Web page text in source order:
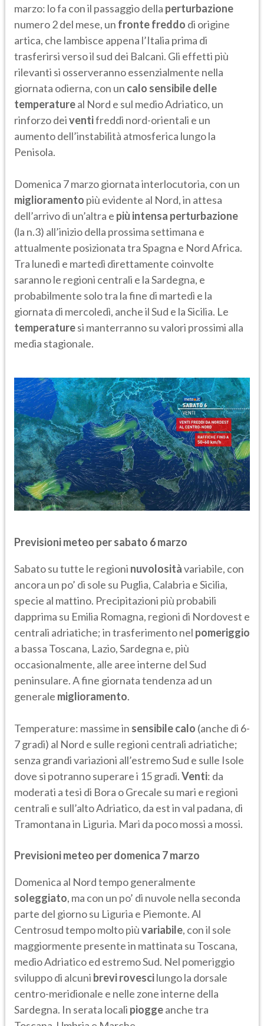
marzo: lo fa con il passaggio della perturbazione
numero 2 del mese, un fronte freddo di origine
artica, che lambisce appena l’Italia prima di
trasferirsi verso il sud dei Balcani. Gli effetti più
rilevanti si osserveranno essenzialmente nella
giornata odierna, con un calo sensibile delle
temperatureal Nord e sul medio Adriatico, un
rinforzo deiventifreddi nord-orientali e un
aumento dell’instabilità atmosferica lungo la
Penisola.
Domenica 7 marzo giornata interlocutoria, con un
miglioramento più evidente al Nord, in attesa
dell’arrivo di un’altra e più intensa perturbazione
(la n.3) all’inizio della prossima settimana e
attualmente posizionata tra Spagna e Nord Africa.
Tra lunedì e martedì direttamente coinvolte
saranno le regioni centrali e la Sardegna, e
probabilmente solo tra la fine di martedì e la
giornata di mercoledì, anche il Sud e la Sicilia. Le
temperaturesi manterranno su valori prossimi alla
media stagionale.
Previsioni meteo per sabato 6 marzo
Sabato su tutte le regioni nuvolositàvariabile, con
ancora un po’ di sole su Puglia, Calabria e Sicilia,
specie al mattino. Precipitazioni più probabili
dapprima su Emilia Romagna, regioni di Nordovest e
centrali adriatiche; in trasferimento nel pomeriggio
a bassa Toscana, Lazio, Sardegna e, più
occasionalmente, alle aree interne del Sud
peninsulare. A fine giornata tendenza ad un
generale miglioramento.
Temperature: massime in sensibile calo (anche di 6-
7 gradi) al Nord e sulle regioni centrali adriatiche;
senza grandi variazioni all’estremo Sud e sulle Isole
dove si potranno superare i 15 gradi.Venti: da
moderati a tesi di Bora o Grecale su mari e regioni
centrali e sull’alto Adriatico, da est in val padana, di
Tramontana in Liguria. Mari da poco mossi a mossi.
Previsioni meteo per domenica 7 marzo
Domenica al Nord tempo generalmente
soleggiato, ma con un po’ di nuvole nella seconda
parte del giorno su Liguria e Piemonte. Al
Centrosud tempo molto piùvariabile, con il sole
maggiormente presente in mattinata su Toscana,
medio Adriatico ed estremo Sud. Nel pomeriggio
sviluppo di alcuni brevi rovescilungo la dorsale
centro-meridionale e nelle zone interne della
Sardegna. In serata locali pioggeanche tra